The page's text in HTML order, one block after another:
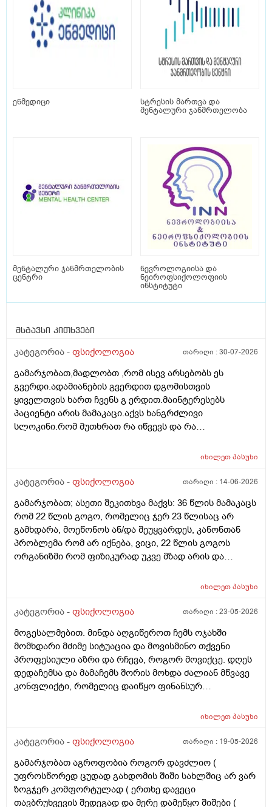
ენმედიცი
სტრესის მართვა და
მენტალური ჯანმრთელობა
მენტალური ჯანმრთელობის
ცენტრი
ნევროლოგიისა და
ნეიროფსიქოლოფიის
ინსტიტუტი
მსგავსი კითხვები
კატეგორია - ფსიქოლოგია თარიღი :30-07-2026
გამარჯობათ,მადლობთ ,რომ ისევ არსებობს ეს
გვერდი.ადამიანების გვერდით დგომისთვის
ყიველთვის ხართ ჩვენს გ ერდით.მაინტერესებს
პაციენტი არის მამაკაცი.აქვს ხანგრძლივი
სლოკინი.რომ მუთხრათ რა იწვევს და რა
იხილეთპასუხი
კატეგორია - ფსიქოლოგია თარიღი : 14-06-2026
გამარჯობათ; ასეთი შეკითხვა მაქვს: 36 წლის მამაკაცს
რომ 22 წლის გოგო, რომელიც ჯერ 23 წლისაც არ
გამხდარა, მოეწონოს ან/და შეუყვარდეს, კანონთან
პრობლემა რომ არ იქნება, ვიცი, 22 წლის გოგოს
ორგანიზმი რომ ფიზიკურად უკვე მზად არის და
ურთიერთობისთვის, ეგეც ვიცი, მაგრამ მაინტერესებს,
გადახრად ხომ არ ითვლება 22 წლის გოგოს მოწონება
წარმომადგენლის? თუ 36 წლის მამაკაცსა და 22 წლის
გოგოს, ნებაყოფლობით, ყოველგვარი ძალადობისა
და იძულების გარეშე ექნებათ სექსი, ეს ხომ არ
მეტყველებს მამაკაცის რაიმე ფსიქოლოგიურ
გადახრაზე? ასაკით უფროს ქალს ან კაცს რომ
სქესის სრულწლოვანი წარმომადგენელი შეუყვარდეს
იძულების გარეშე, ეს ხომ არ ითვლება ფსიქოლოგიურ
გადახრად ასაკით უფროსი ქალისთვის ან კაცისთვის?
სრულწლოვან ქალს ან კაცს რომ თავისზე 13–14–15
წლით ასაკით უფროსი საწინააღმდეგო სქესის
წარმომადგენელი შეუყვარდეს და მათ სექსი ჰქონდეთ,
იხილეთპასუხი
კატეგორია - ფსიქოლოგია თარიღი :23-05-2026
მოგესალმებით. მინდა აღგიწეროთ ჩემს ოჯახში
მომხდარი მძიმე სიტუაცია და მოვისმინო თქვენი
პროფესიული აზრი და რჩევა, როგორ მოვიქცე. დღეს
დედაჩემსა და მამაჩემს შორის მოხდა ძალიან მწვავე
კონფლიქტი, რომელიც დაიწყო ფინანსურ
მამას სთხოვა დახმარება). ჩხუბი გადაიზარდა საშინელ
მამაჩემის მხრიდან ფიზიკურ დამცირებაში ფულს ნუღა
„ყელს გამოგჭრიო“), რაც ღია კარებიდან
მეზობლებსაც ესმოდათ დედაჩემიც მძიმე დიტყვებს
ეუბნებოდა. მე ამ ყველაფრის მომსწრე გავხდი.
იხილეთპასუხი
კატეგორია - ფსიქოლოგია თარიღი : 19-05-2026
გამარჯობათ აგროფობია როგორ დავძლიო (
უფროსწორედ ცუდად გახდომის შიში სახლშიც არ ვარ
ზოგჯერ კომფორტულად ( ერთხე დავეცი
თავბრუხვევის შედეგად და მერე დამეწყო შიშები (